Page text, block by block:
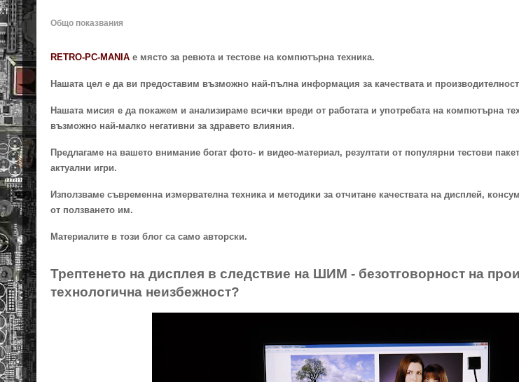
Общо показвания
RETRO-PC-MANIA e място за ревюта и тестове на компютърна техника.
Нашата цел е да ви предоставим възможно най-пълна информация за качествата и
Нашата мисия е да покажем и анализираме всички вреди от работата и употребата на компютърна
възможно най-малко негативни за здравето влияния.
Предлагаме на вашето внимание богат фото- и видео-материал, резултати от популярни тестови
актуални игри.
Използваме съвременна измервателна техника и методики за отчитане качествата на дисплей,
от ползването им.
Материалите в този блог са само авторски.
Трептенето на дисплея в следствие на ШИМ - безотговорност на
технологична неизбежност?